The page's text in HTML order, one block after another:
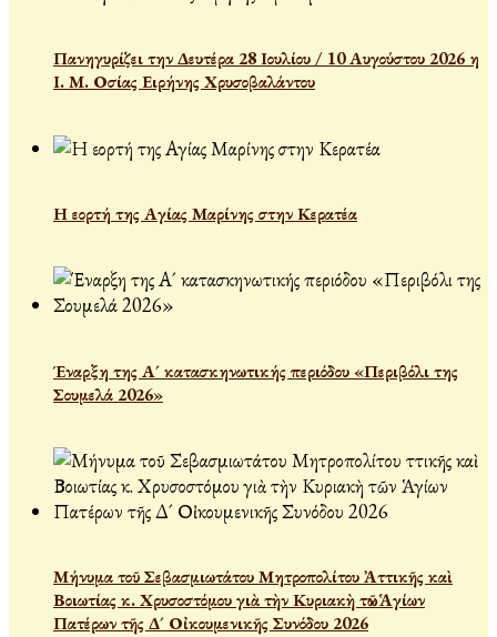
Πανηγυρίζει την Δευτέρα 28 Ιουλίου / 10 Αυγούστου 2026 η
Ι. Μ. Οσίας Ειρήνης Χρυσοβαλάντου
Η εορτή της Αγίας Μαρίνης στην Κερατέα
Έναρξη της Α´ κατασκηνωτικής περιόδου «Περιβόλι της
Σουμελά 2026»
Μήνυμα τοῦ Σεβασμιωτάτου Μητροπολίτου Ἀττικῆς καὶ
Βοιωτίας κ. Χρυσοστόμου γιὰ τὴν Κυριακὴ τῶν Ἁγίων
Πατέρων τῆς Δ´ Οἰκουμενικῆς Συνόδου 2026